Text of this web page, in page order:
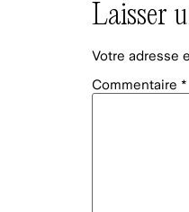
Laisser
Votre adresse
Commentaire *